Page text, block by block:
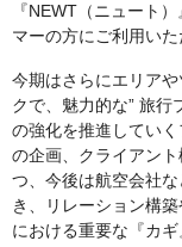
『NEWT（ニュート
マーの方にご利用い
今期はさらにエリア
クで、魅力的な” 旅行
の強化を推進してい
の企画、クライアン
つ、今後は航空会社
き、リレーション構
における重要な『カギ